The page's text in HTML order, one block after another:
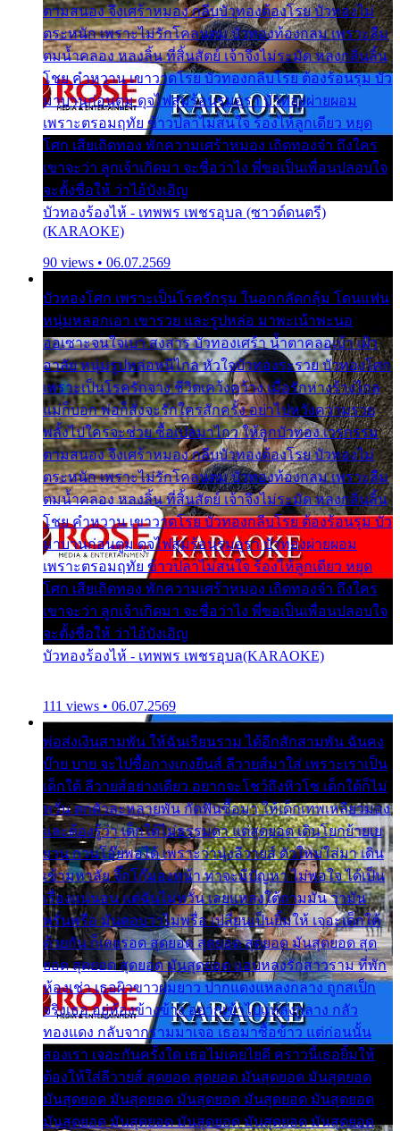
ตามสนอง จึงเศร้าหมอง กลีบบัวทองต้องโรย บัวทองไม่
ตระหนัก เพราะไม่รักโคลนตม บัวทองท้องกลม เพราะลืม
ตมน้ำคลอง หลงลิ้น ที่สิ้นสัตย์ เจ้าจึงไม่ระมัด หลงกลิ่นลิ้น
โชย คำหวาน เขาวาดโรย บัวทองกลีบโรย ต้องร้อนรุม บัว
มาบานก่อนตูม ดุจไฟสุมร้อนรุมอุรา บัวทองผ่ายผอม
เพราะตรอมฤทัย ข้าวปลาไม่สนใจ ร้องไห้ลูกเดียว หยุด
โศก เสียเถิดทอง พักความเศร้าหมอง เถิดทองจ๋า ถึงใคร
เขาจะว่า ลูกเจ้าเกิดมา จะชื่อว่าไง พี่ขอเป็นเพื่อนปลอบใจ
จะตั้งชื่อให้ ว่าไอ้บังเอิญ
บัวทองร้องไห้ - เทพพร เพชรอุบล (ซาวด์ดนตรี)
(KARAOKE)
90 views • 06.07.2569
บัวทองโศก เพราะเป็นโรครักรุม ในอกกลัดกลุ้ม โดนแฟน
หนุ่มหลอกเอา เขารวย และรูปหล่อ มาพะเน้าพะนอ
ออเซาะจนใจเบา สงสาร บัวทองเศร้า น้ำตาคลอเบ้า เฝ้า
อาลัย หนุ่มรูปหล่อหนีไกล หัวใจบัวทองระรวย บัวทองโศก
เพราะเป็นโรครักจาง ชีวิตเคว้งคว้าง เมื่อรักห่างร้างไกล
แม่ก็บอก พ่อก็สั่งจะรักใครสักครั้ง อย่าไปหวังความรวย
พลั้งไปใครจะช่วย ซื้อเปลมาไกว ให้ลูกบัวทอง เวรกรรม
ตามสนอง จึงเศร้าหมอง กลีบบัวทองต้องโรย บัวทองไม่
ตระหนัก เพราะไม่รักโคลนตม บัวทองท้องกลม เพราะลืม
ตมน้ำคลอง หลงลิ้น ที่สิ้นสัตย์ เจ้าจึงไม่ระมัด หลงกลิ่นลิ้น
โชย คำหวาน เขาวาดโรย บัวทองกลีบโรย ต้องร้อนรุม บัว
มาบานก่อนตูม ดุจไฟสุมร้อนรุมอุรา บัวทองผ่ายผอม
เพราะตรอมฤทัย ข้าวปลาไม่สนใจ ร้องไห้ลูกเดียว หยุด
โศก เสียเถิดทอง พักความเศร้าหมอง เถิดทองจ๋า ถึงใคร
เขาจะว่า ลูกเจ้าเกิดมา จะชื่อว่าไง พี่ขอเป็นเพื่อนปลอบใจ
จะตั้งชื่อให้ ว่าไอ้บังเอิญ
บัวทองร้องไห้ - เทพพร เพชรอุบล(KARAOKE)
111 views • 06.07.2569
พ่อส่งเงินสามพัน ให้ฉันเรียนราม ได้อีกสักสามพัน ฉันคง
บ๊าย บาย จะไปซื้อกางเกงยีนส์ ลีวายส์มาใส่ เพราะเราเป็น
เด็กใต้ ลีวายส์อย่างเดียว อยากจะโชว์ถึงหิวโซ เด็กใต้ก็ไม่
หวั่น ตกตัวละหลายพัน กัดฟันซื้อมา ให้เด็กเทพเหลียวมอง
และต้องรู้ว่า เด็กใต้ไม่ธรรมดา แต่สุดยอด เดินโยกย้ายเย
ยวน กวนโอ๊ยพอได้ เพราะว่านุ่งลีวายส์ ตัวใหม่ใส่มา เดิน
เข้ามหาลัย จิ๊กโก๊มองหน้า ท่าจะมีปัญหา ไม่พอใจ ได้เป็น
เรื่องแน่นอน แต่ฉันไม่หวั่น เลยแหลงใต้ถามมัน ว่ามัน
พรั่นพรือ มันตอบว่าไม่พรื่อ เปลี่ยนเป็นยิ้มให้ เจอะเด็กใต้
ด้วยกัน ก็เลยรอด สุดยอด สุดยอด สุดยอด มันสุดยอด สุด
ยอด สุดยอด สุดยอด มันสุดยอด แอบหลงรักสาวราม ที่พัก
ห้องเช่า เธอผิวขาวผมยาว ปากแดงแหลงกลาง ถูกสเป็ก
จริงเธอ อยู่ห้องข้างข้าง อยากเข้าไปแหลงกลาง กลัว
ทองแดง กลับจากรามมาเจอ เธอมาซื้อข้าว แต่ก่อนนั้น
สองเรา เจอะกันครั้งใด เธอไม่เคยไยดี คราวนี้เธอยิ้มให้
ต้องให้ใส่ลีวายส์ สุดยอด สุดยอด มันสุดยอด มันสุดยอด
มันสุดยอด มันสุดยอด มันสุดยอด มันสุดยอด มันสุดยอด
มันสุดยอด มันสุดยอด มันสุดยอด มันสุดยอด มันสุดยอด